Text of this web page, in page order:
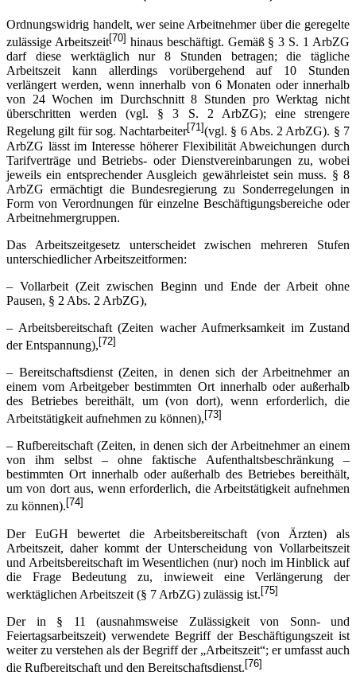
Ordnungswidrig handelt, wer seine Arbeitnehmer über die geregelte
zulässige Arbeitszeit[70] hinaus beschäftigt. Gemäß § 3 S. 1 ArbZG
darf diese werktäglich nur 8 Stunden betragen; die tägliche
Arbeitszeit kann allerdings vorübergehend auf 10 Stunden
verlängert werden, wenn innerhalb von 6 Monaten oder innerhalb
von 24 Wochen im Durchschnitt 8 Stunden pro Werktag nicht
überschritten werden (vgl. § 3 S. 2 ArbZG); eine strengere
Regelung gilt für sog. Nachtarbeiter[71](vgl. § 6 Abs. 2 ArbZG). § 7
ArbZG lässt im Interesse höherer Flexibilität Abweichungen durch
Tarifverträge und Betriebs- oder Dienstvereinbarungen zu, wobei
jeweils ein entsprechender Ausgleich gewährleistet sein muss. § 8
ArbZG ermächtigt die Bundesregierung zu Sonderregelungen in
Form von Verordnungen für einzelne Beschäftigungsbereiche oder
Arbeitnehmergruppen.
Das Arbeitszeitgesetz unterscheidet zwischen mehreren Stufen
unterschiedlicher Arbeitszeitformen:
– Vollarbeit (Zeit zwischen Beginn und Ende der Arbeit ohne
Pausen, § 2 Abs. 2 ArbZG),
– Arbeitsbereitschaft (Zeiten wacher Aufmerksamkeit im Zustand
der Entspannung),[72]
– Bereitschaftsdienst (Zeiten, in denen sich der Arbeitnehmer an
einem vom Arbeitgeber bestimmten Ort innerhalb oder außerhalb
des Betriebes bereit­hält, um (von dort), wenn erforderlich, die
Arbeitstätigkeit aufnehmen zu können), [73]
– Rufbereitschaft (Zeiten, in denen sich der Arbeitnehmer an einem
von ihm selbst – ohne faktische Aufenthaltsbeschränkung –
bestimmten Ort innerhalb oder außerhalb des Betriebes bereithält,
um von dort aus, wenn erforderlich, die Arbeitstätigkeit aufnehmen
zu können). [74]
Der EuGH bewertet die Arbeitsbereitschaft (von Ärzten) als
Arbeitszeit, daher kommt der Unterscheidung von Vollarbeitszeit
und Arbeitsbereitschaft im Wesentlichen (nur) noch im Hinblick auf
die Frage Bedeutung zu, inwieweit eine Verlängerung der
werktäglichen Arbeitszeit (§ 7 ArbZG) zulässig ist.[75]
Der in § 11 (ausnahmsweise Zulässigkeit von Sonn- und
Feiertagsarbeitszeit) verwendete Begriff der Beschäftigungszeit ist
weiter zu verstehen als der Begriff der „Arbeitszeit“; er umfasst auch
die Rufbereitschaft und den Bereitschaftsdienst. [76]